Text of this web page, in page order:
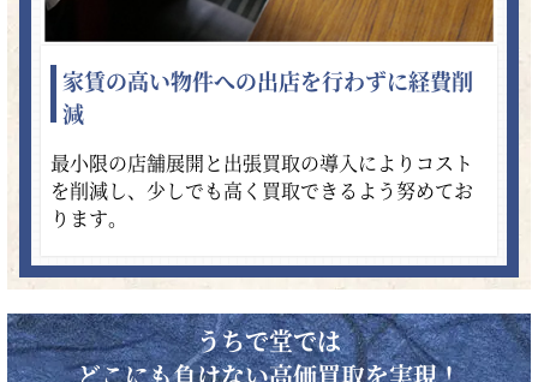
家賃の高い物件への出店を行わずに経費削
減
最小限の店舗展開と出張買取の導入によりコスト
を削減し、少しでも高く買取できるよう努めてお
ります。
うちで堂では
どこにも負けない高価買取を実現！